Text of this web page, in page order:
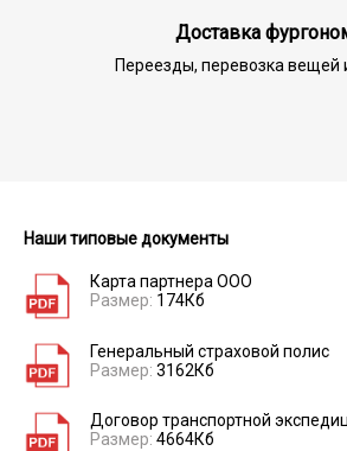
Доставка
Переезды, перевозка вещей
Наши типовые документы
Карта партнера ООО
Размер: 174Кб
Генеральный страховой полис
Размер: 3162Кб
Договор транспортной
Размер: 4664Кб